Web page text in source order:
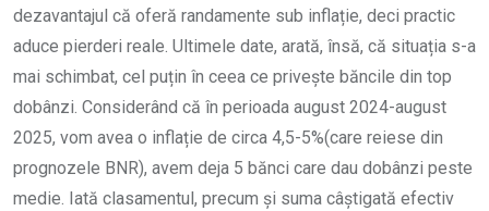
dezavantajul că oferă randamente sub inflație, deci practic
aduce pierderi reale. Ultimele date, arată, însă, că situația s-a
mai schimbat, cel puțin în ceea ce privește băncile din top
dobânzi. Considerând că în perioada august 2024-august
2025, vom avea o inflație de circa 4,5-5%(care reiese din
prognozele BNR), avem deja 5 bănci care dau dobânzi peste
medie. Iată clasamentul, precum și suma câștigată efectiv